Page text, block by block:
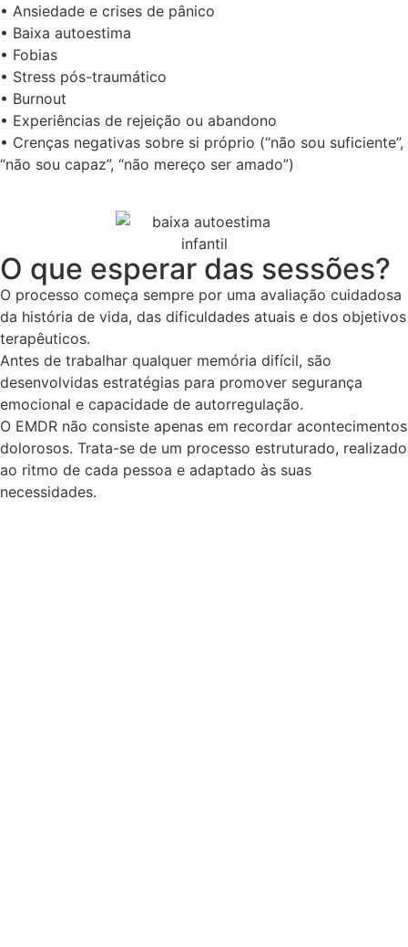
• Ansiedade e crises de pânico
• Baixa autoestima
• Fobias
• Stress pós-traumático
• Burnout
• Experiências de rejeição ou abandono
• Crenças negativas sobre si próprio (“não sou suficiente”,
“não sou capaz”, “não mereço ser amado”)
O que esperar das sessões?
O processo começa sempre por uma avaliação cuidadosa
da história de vida, das dificuldades atuais e dos objetivos
terapêuticos.
Antes de trabalhar qualquer memória difícil, são
desenvolvidas estratégias para promover segurança
emocional e capacidade de autorregulação.
O EMDR não consiste apenas em recordar acontecimentos
dolorosos. Trata-se de um processo estruturado, realizado
ao ritmo de cada pessoa e adaptado às suas
necessidades.